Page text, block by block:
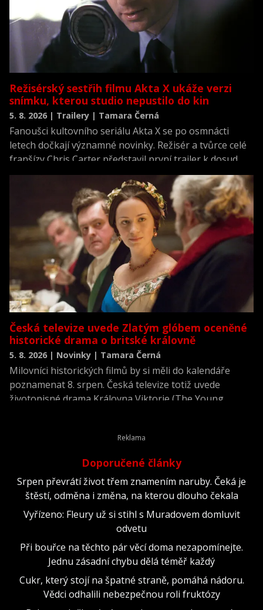
Režisérský sestřih filmu Akta X ukáže verzi
snímku, kterou studio nepustilo do kin
5. 8. 2026 | Trailery | Tamara Černá
Fanoušci kultovního seriálu Akta X se po osmnácti
letech dočkají významné novinky. Režisér a tvůrce celé
franšízy Chris Carter představil první trailer k dosud
neviděné režisérské verzi filmu Akta X: Chci uvěřit.
Česká televize uvede Zlatým glóbem oceněné
historické drama o britské královně
5. 8. 2026 | Novinky | Tamara Černá
Milovníci historických filmů by si měli do kalendáře
poznamenat 8. srpen. Česká televize totiž uvede
životopisné drama Královna Viktorie (The Young
Doporučené články
Srpen převrátí život třem znamením naruby. Čeká je
štěstí, odměna i změna, na kterou dlouho čekala
Vyřízeno: Fleury už si stihl s Muradovem domluvit
odvetu
Při bouřce na těchto pár věcí doma nezapomínejte.
Jednu zásadní chybu dělá téměř každý
Cukr, který stojí na špatné straně, pomáhá nádoru.
Vědci odhalili nebezpečnou roli fruktózy